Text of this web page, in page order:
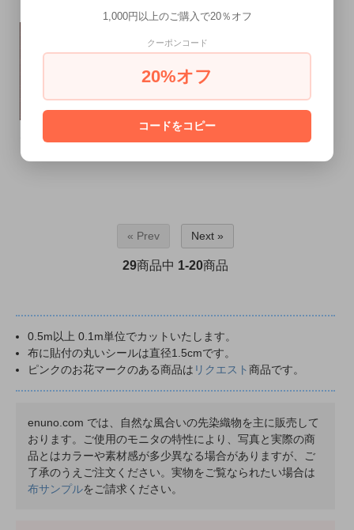
« Prev Next »
29商品中 1-20商品
0.5m以上 0.1m単位でカットいたします。
布に貼付の丸いシールは直径1.5cmです。
ピンクのお花マークのある商品は リクエスト商品です。
enuno.com では、自然な風合いの先染織物を主に販売して
おります。ご使用のモニタの特性により、写真と実際の商
品とはカラーや素材感が多少異なる場合がありますが、ご
了承のうえご注文ください。実物をご覧なられたい場合は
布サンプルをご請求ください。
1,000円以上のご購入で20％オフ
クーポンコード
20%オフ
コードをコピー